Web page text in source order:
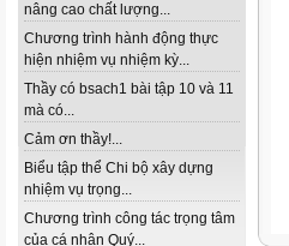
nâng cao chất lượng...
Chương trình hành động thực
hiện nhiệm vụ nhiệm kỳ...
Thầy có bsach1 bài tập 10 và 11
mà có...
Cảm ơn thầy!...
Biểu tập thể Chi bộ xây dựng
nhiệm vụ trọng...
Chương trình công tác trọng tâm
của cá nhân Quý...